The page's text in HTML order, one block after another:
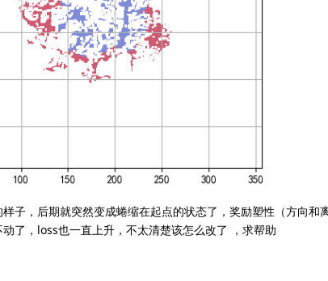
子，后期就突然变成蜷缩在起点的状态了，奖励塑性（方向
了，loss也一直上升，不太清楚该怎么改了 ，求帮助